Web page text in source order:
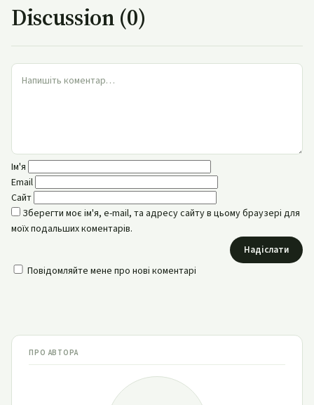
Discussion (0)
Ім'я
Email
Сайт
Зберегти моє ім'я, e-mail, та адресу сайту в цьому браузері для
моїх подальших коментарів.
Надіслати
Повідомляйте мене про нові коментарі
ПРО АВТОРА